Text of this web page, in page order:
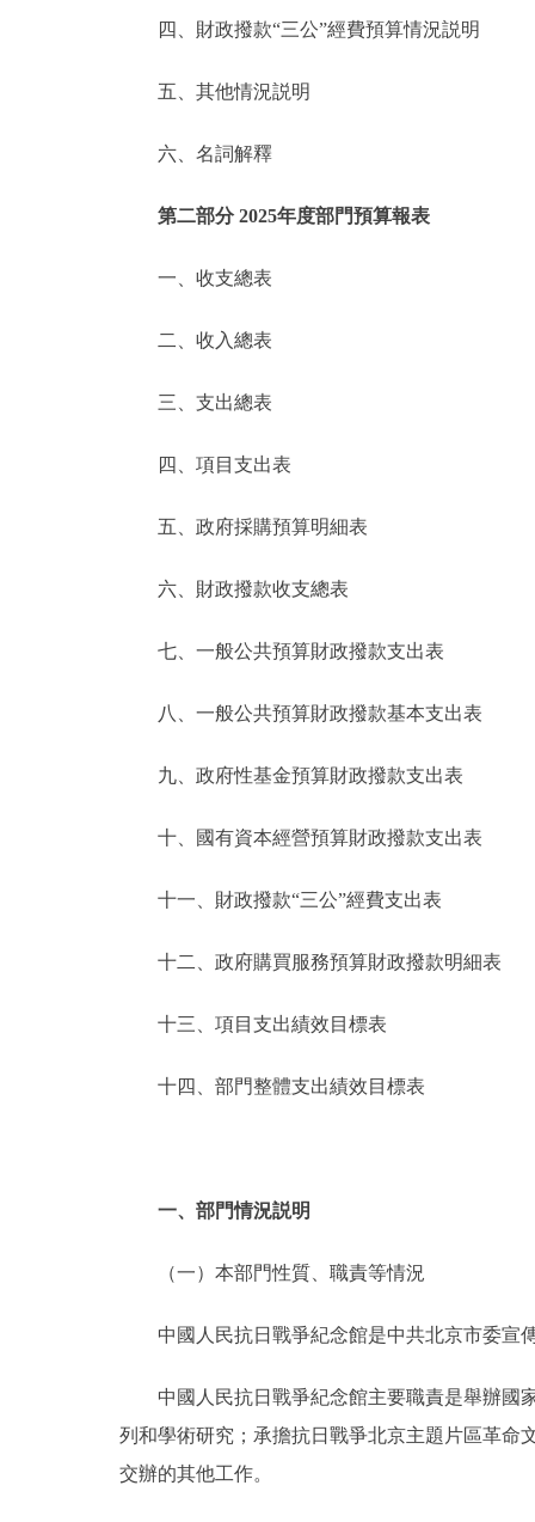
便民服務
仲介服務
政民互動
12345網上接訴即辦
參與調查
走進北京
北京概況
綠色北京
ENGLISH
四、財政撥款“三公”經費預算情況説明
五、其他情況説明
六、名詞解釋
第二部分 2025年度部門預算報表
一、收支總表
二、收入總表
三、支出總表
四、項目支出表
五、政府採購預算明細表
六、財政撥款收支總表
七、一般公共預算財政撥款支出表
八、一般公共預算財政撥款基本支出表
九、政府性基金預算財政撥款支出表
十、國有資本經營預算財政撥款支出表
十一、財政撥款“三公”經費支出表
十二、政府購買服務預算財政撥款明細表
十三、項目支出績效目標表
十四、部門整體支出績效目標表
一、部門情況説明
（一）本部門性質、職責等情況
中國人民抗日戰爭紀念館是中共北京市委宣
中國人民抗日戰爭紀念館主要職責是舉辦國家
列和學術研究；承擔抗日戰爭北京主題片區革命
交辦的其他工作。